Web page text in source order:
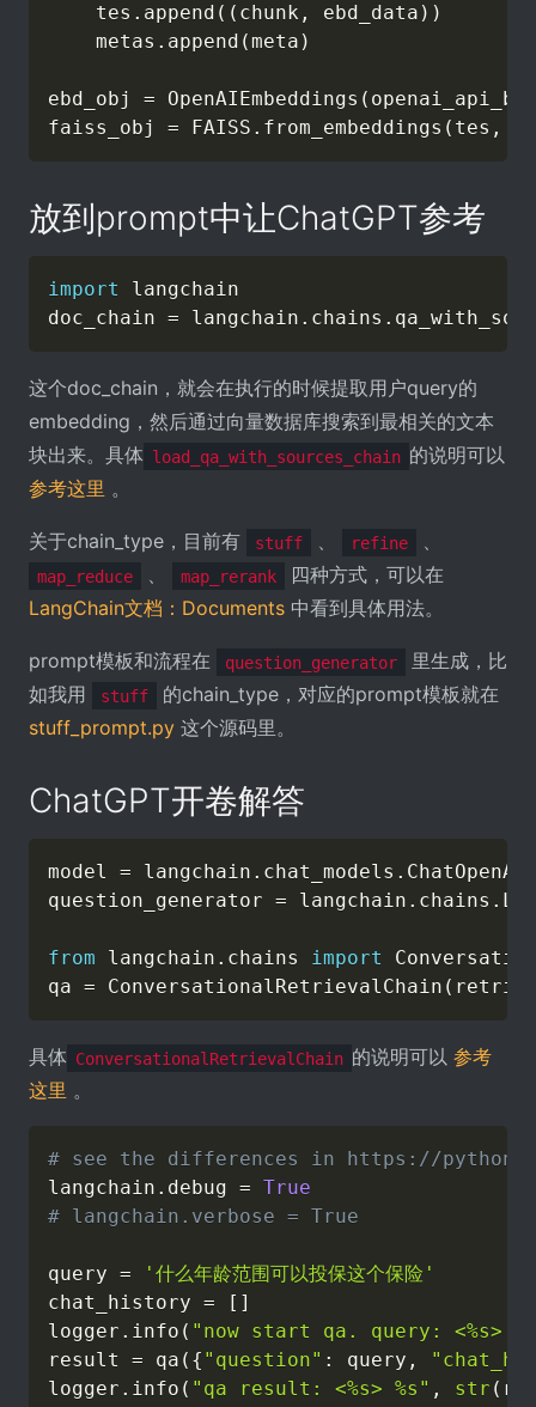
    tes
. append ( ( chunk , ebd_data ) )
    metas
. append (meta )
ebd_obj = OpenAIEmbeddings (
faiss_obj = FAISS . from_embeddings ( tes ,
放到prompt中让ChatGPT参考
import
langchain
doc_chain = langchain . chains .
这个doc_chain，就会在执行的时候提取用户query的
embedding，然后通过向量数据库搜索到最相关的文本
块出来。具体 load_qa_with_sources_chain 的说明可以
参考这里 。
关于chain_type，目前有 stuff 、 refine 、
map_reduce 、 map_rerank
四种方式，可以在
LangChain文档：Documents 中看到具体用法。
prompt模板和流程在 question_generator
里生成，比
如我用
stuff
的chain_type，对应的prompt模板就在
stuff_prompt.py 这个源码里。
ChatGPT开卷解答
model = langchain . chat_models . ChatOpenAI
question_generator = langchain . chains .
from langchain . chains import
qa = ConversationalRetrievalChain (
具体 ConversationalRetrievalChain 的说明可以 参考
这里 。
# see the differences in https://
langchain . debug = True
# langchain.verbose = True
query =
'什么年龄范围可以投保这个保险'
chat_history = [ ]
logger . info ( "now start qa. query: <%s>
result = qa ( { "question" : query ,
logger . info ( "qa result: <%s> %s" , str (